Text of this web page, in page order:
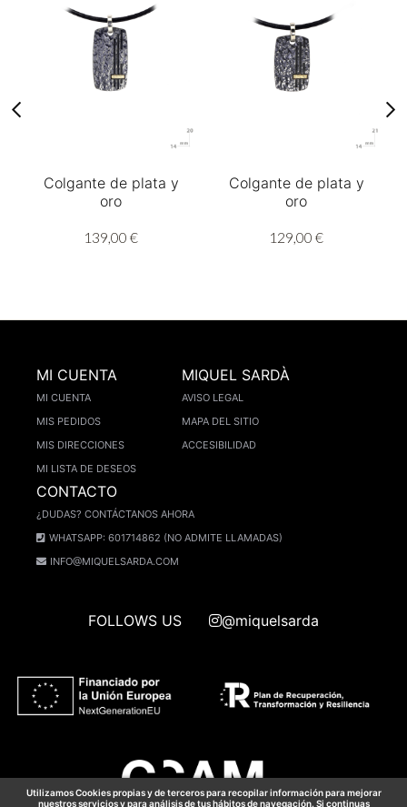
Utilizamos Cookies propias y de terceros para recopilar información para mejorar
nuestros servicios y para análisis de tus hábitos de navegación. Si continuas
Colgante de plata y
oro
139,00 €
Colgante de plata y
oro
129,00 €
MI CUENTA
MI CUENTA
MIS PEDIDOS
MIS DIRECCIONES
MI LISTA DE DESEOS
MIQUEL SARDÀ
AVISO LEGAL
MAPA DEL SITIO
ACCESIBILIDAD
CONTACTO
¿DUDAS? CONTÁCTANOS AHORA
WHATSAPP: 601714862 (NO ADMITE LLAMADAS)
INFO@MIQUELSARDA.COM
FOLLOWS US @miquelsarda